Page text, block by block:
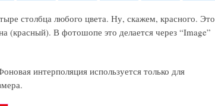
столбца любого цвета. Ну, скажем, красного. Это
(красный). В фотошопе это делается через “Image”
интерполяция используется только для